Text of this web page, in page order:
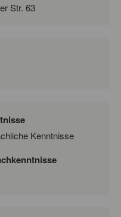
Str. 63
Kenntnisse